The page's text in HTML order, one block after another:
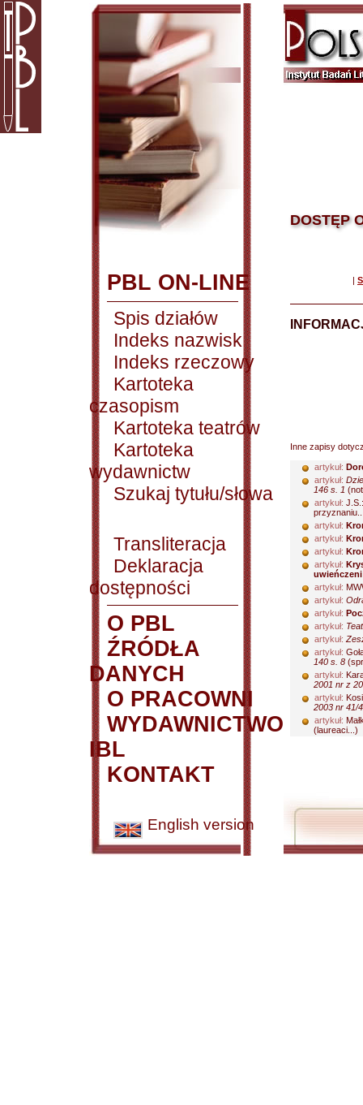
PBL ON-LINE
Spis działów
Indeks nazwisk
Indeks rzeczowy
Kartoteka
czasopism
Kartoteka teatrów
Kartoteka
wydawnictw
Szukaj tytułu/słowa
Transliteracja
Deklaracja
dostępności
O PBL
ŹRÓDŁA
DANYCH
O PRACOWNI
WYDAWNICTWO
IBL
KONTAKT
English version
DOSTĘP
|
Inne zapisy
artykuł:
artykuł:
146 s. 1
artykuł:
artykuł:
artykuł:
artykuł:
artykuł:
artykuł:
artykuł:
artykuł:
artykuł:
artykuł:
artykuł:
140 s. 8
artykuł:
2001 nr z
artykuł:
2003 nr 41/
artykuł:
(laureaci...)